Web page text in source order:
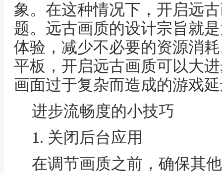
象。在这种情况下，开启远
题。远古画质的设计宗旨就
体验，减少不必要的资源消
平板，开启远古画质可以大
画面过于复杂而造成的游戏
进步流畅度的小技巧
1. 关闭后台应用
在调节画质之前，确保其